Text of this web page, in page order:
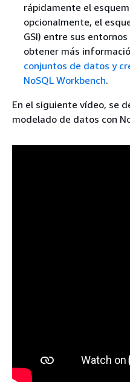
rápidamente el
opcionalmente, el
GSI) entre sus
obtener más
conjuntos de datos y
NoSQL Workbench.
En el siguiente vídeo, se
modelado de datos con